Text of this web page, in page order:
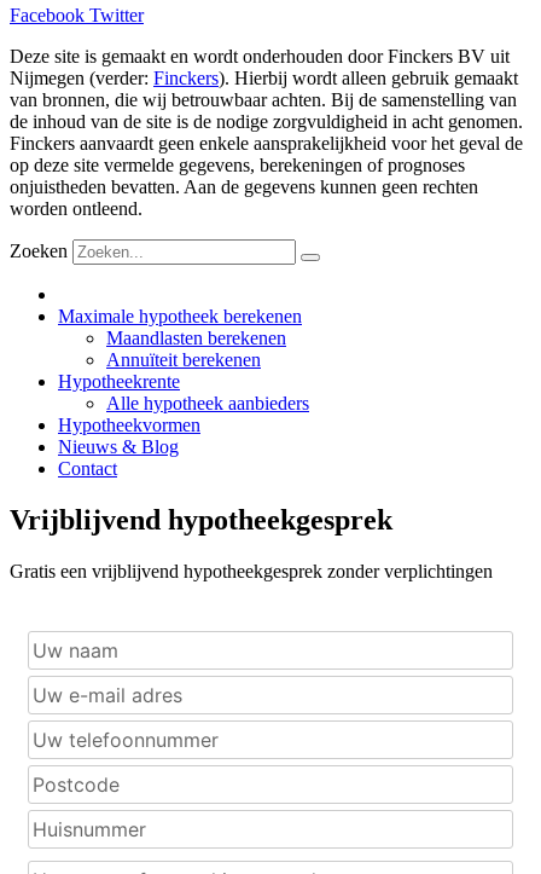
Facebook Twitter
Deze site is gemaakt en wordt onderhouden door Finckers BV uit
Nijmegen (verder: Finckers). Hierbij wordt alleen gebruik gemaakt
van bronnen, die wij betrouwbaar achten. Bij de samenstelling van
de inhoud van de site is de nodige zorgvuldigheid in acht genomen.
Finckers aanvaardt geen enkele aansprakelijkheid voor het geval de
op deze site vermelde gegevens, berekeningen of prognoses
onjuistheden bevatten. Aan de gegevens kunnen geen rechten
worden ontleend.
Zoeken
Maximale hypotheek berekenen
Maandlasten berekenen
Annuïteit berekenen
Hypotheekrente
Alle hypotheek aanbieders
Hypotheekvormen
Nieuws & Blog
Contact
Vrijblijvend hypotheekgesprek
Gratis een vrijblijvend hypotheekgesprek zonder verplichtingen